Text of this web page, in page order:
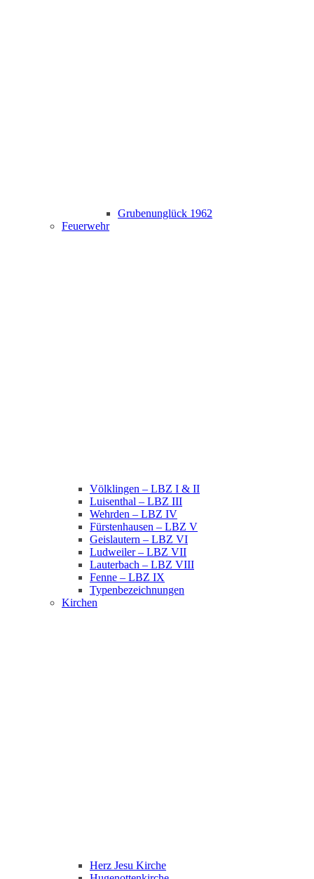
Grubenunglück 1962
Feuerwehr
Völklingen – LBZ I & II
Luisenthal – LBZ III
Wehrden – LBZ IV
Fürstenhausen – LBZ V
Geislautern – LBZ VI
Ludweiler – LBZ VII
Lauterbach – LBZ VIII
Fenne – LBZ IX
Typenbezeichnungen
Kirchen
Herz Jesu Kirche